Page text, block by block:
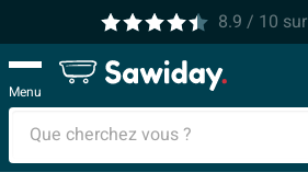
8.9 / 10 sur
Menu